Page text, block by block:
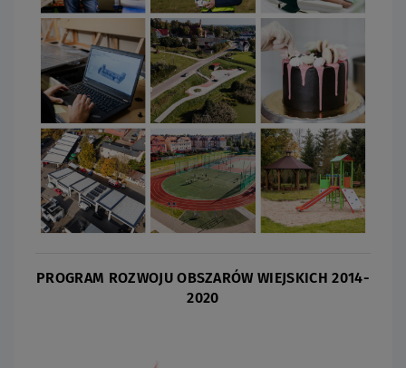
PROGRAM ROZWOJU OBSZARÓW WIEJSKICH 2014-
2020